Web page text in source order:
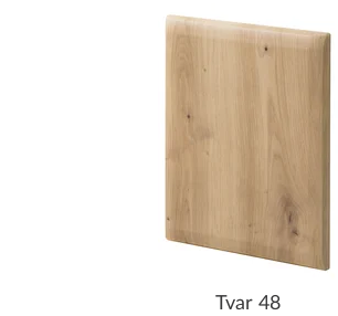
Tvar 48